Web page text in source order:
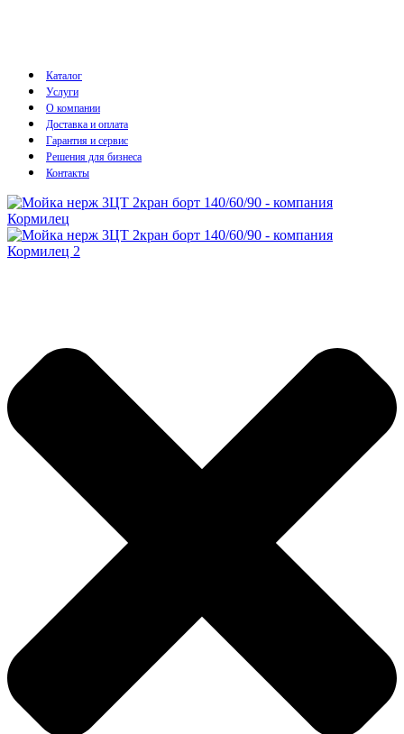
Каталог
Услуги
О компании
Доставка и оплата
Гарантия и сервис
Решения для бизнеса
Контакты